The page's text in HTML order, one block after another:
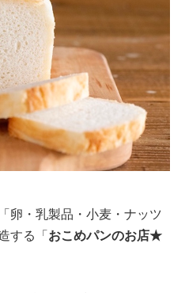
卵・乳製品・小麦・ナッツ
する「おこめパンのお店★